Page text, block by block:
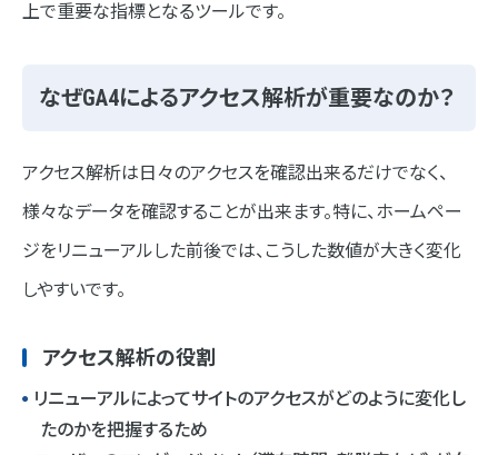
上で重要な指標となるツールです。
なぜGA4によるアクセス解析が重要なのか？
アクセス解析は日々のアクセスを確認出来るだけでなく、
様々なデータを確認することが出来ます。特に、ホームペー
ジをリニューアルした前後では、こうした数値が大きく変化
しやすいです。
アクセス解析の役割
リニューアルによってサイトのアクセスがどのように変化し
たのかを把握するため